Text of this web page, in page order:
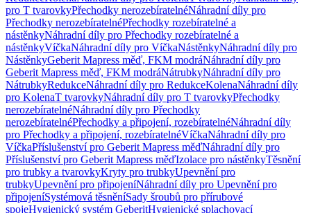
pro T tvarovkyPřechodky nerozebíratelnéNáhradní díly pro
Přechodky nerozebíratelnéPřechodky rozebíratelné a
nástěnkyNáhradní díly pro Přechodky rozebíratelné a
nástěnkyVíčkaNáhradní díly pro VíčkaNástěnkyNáhradní díly pro
NástěnkyGeberit Mapress měď, FKM modráNáhradní díly pro
Geberit Mapress měď, FKM modráNátrubkyNáhradní díly pro
NátrubkyRedukceNáhradní díly pro RedukceKolenaNáhradní díly
pro KolenaT tvarovkyNáhradní díly pro T tvarovkyPřechodky
nerozebíratelnéNáhradní díly pro Přechodky
nerozebíratelnéPřechodky a připojení, rozebíratelnéNáhradní díly
pro Přechodky a připojení, rozebíratelnéVíčkaNáhradní díly pro
VíčkaPříslušenství pro Geberit Mapress měďNáhradní díly pro
Příslušenství pro Geberit Mapress měďIzolace pro nástěnkyTěsnění
pro trubky a tvarovkyKryty pro trubkyUpevnění pro
trubkyUpevnění pro připojeníNáhradní díly pro Upevnění pro
připojeníSystémová těsněníSady šroubů pro přírubové
spojeHygienický systém GeberitHygienické splachovací